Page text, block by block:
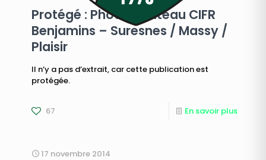
Protégé : Photos plateau CIFR
Benjamins – Suresnes / Massy /
Plaisir
Il n’y a pas d’extrait, car cette publication est
protégée.
67 En savoir plus
17 novembre 2014